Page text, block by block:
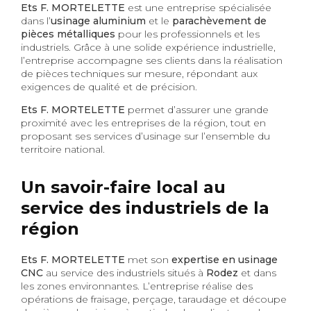
Ets F. MORTELETTE est une entreprise spécialisée
dans l’usinage aluminium et le parachèvement de
pièces métalliques pour les professionnels et les
industriels. Grâce à une solide expérience industrielle,
l’entreprise accompagne ses clients dans la réalisation
de pièces techniques sur mesure, répondant aux
exigences de qualité et de précision.
Ets F. MORTELETTE permet d’assurer une grande
proximité avec les entreprises de la région, tout en
proposant ses services d’usinage sur l’ensemble du
territoire national.
Un savoir-faire local au
service des industriels de la
région
Ets F. MORTELETTE met son expertise en usinage
CNC au service des industriels situés à Rodez et dans
les zones environnantes. L’entreprise réalise des
opérations de fraisage, perçage, taraudage et découpe